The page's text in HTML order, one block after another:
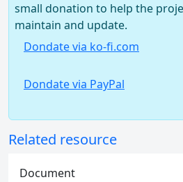
small donation to help the
maintain and update.
Dondate via ko-fi.com
Dondate via PayPal
Related resource
Document